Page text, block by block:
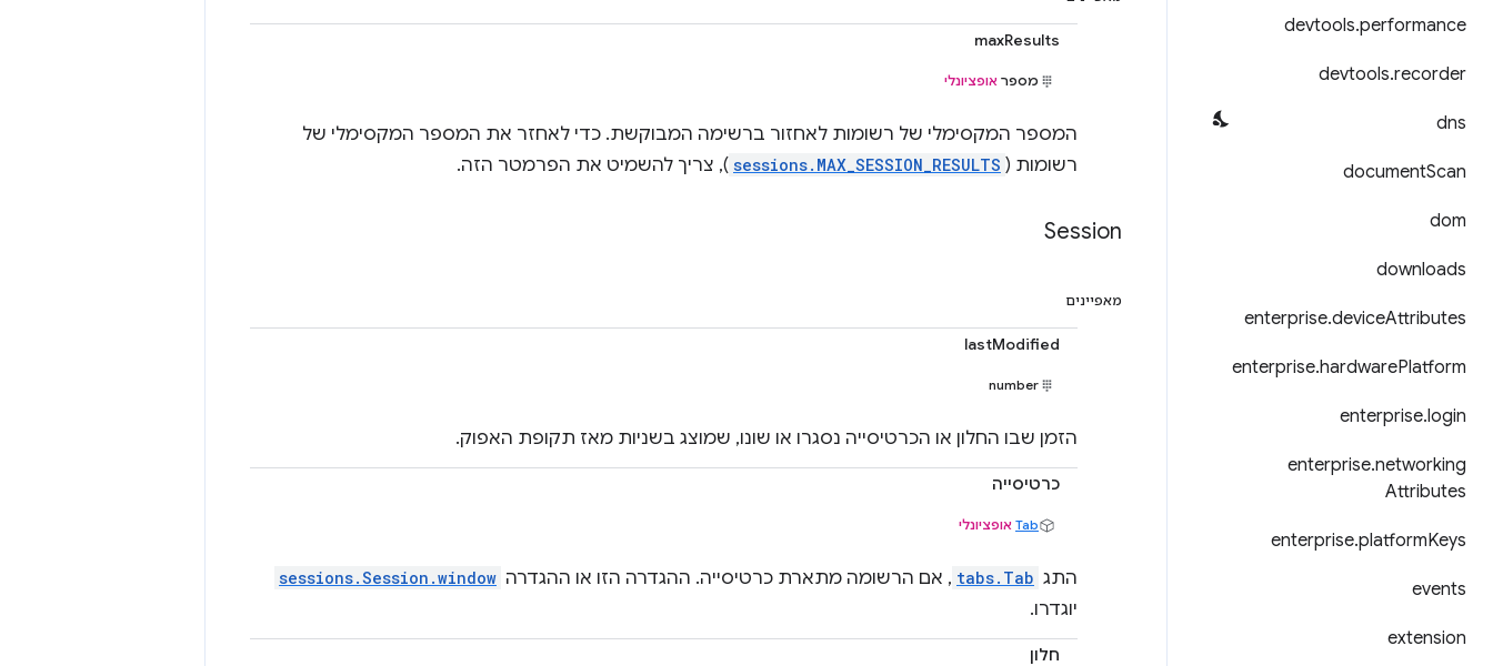
devtools.performance
devtools.recorder
dns
documentScan
dom
downloads
enterprise.deviceAttributes
enterprise.hardwarePlatform
enterprise.login
enterprise.networking
Attributes
enterprise.platformKeys
events
extension
maxResults
מספר אופציונלי
המספר המקסימלי של רשומות לאחזור ברשימה המבוקשת. כדי לאחזר את המספר המקסימלי של
רשומות ( sessions.MAX_SESSION_RESULTS ), צריך להשמיט את הפרמטר הזה.
Session
מאפיינים
lastModified
number
הזמן שבו החלון או הכרטיסייה נסגרו או שונו, שמוצג בשניות מאז תקופת האפוק.
כרטיסייה
Tab אופציונלי
התג tabs.Tab , אם הרשומה מתארת כרטיסייה. ההגדרה הזו או ההגדרה sessions.Session.window
יוגדרו.
חלון